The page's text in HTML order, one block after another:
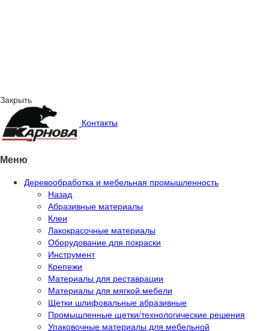
Закрыть
Контакты
Меню
Деревообработка и мебельная промышленность
Назад
Абразивные материалы
Клеи
Лакокрасочные материалы
Оборудование для покраски
Инструмент
Крепежи
Материалы для реставрации
Материалы для мягкой мебели
Щетки шлифовальные абразивные
Промышленные щетки/технологические решения
Упаковочные материалы для мебельной